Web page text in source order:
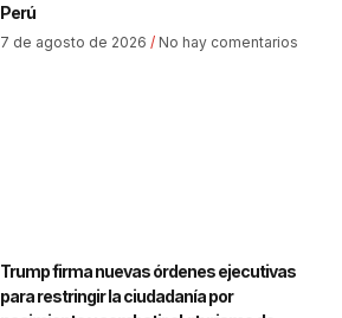
Perú
7 de agosto de 2026 No hay comentarios
Trump firma nuevas órdenes ejecutivas
para restringir la ciudadanía por